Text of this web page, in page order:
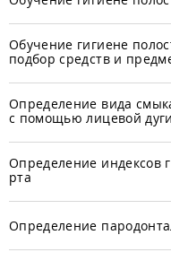
Обучение гигиене
подбор средств и
Определение вида
с помощью лицевой дуги
Определение индексов
рта
Определение